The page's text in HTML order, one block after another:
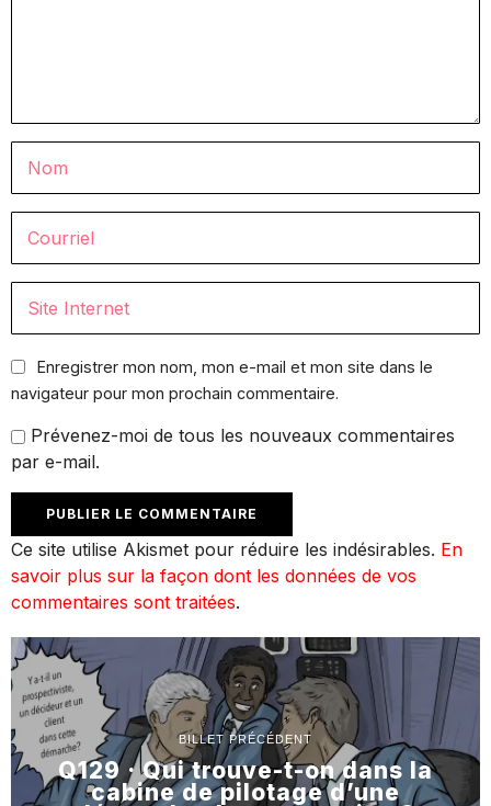
Enregistrer mon nom, mon e-mail et mon site dans le
navigateur pour mon prochain commentaire.
Prévenez-moi de tous les nouveaux commentaires
par e-mail.
Ce site utilise Akismet pour réduire les indésirables. En
savoir plus sur la façon dont les données de vos
commentaires sont traitées.
BILLET PRÉCÉDENT
Q129 · Qui trouve-t-on dans la
cabine de pilotage d’une